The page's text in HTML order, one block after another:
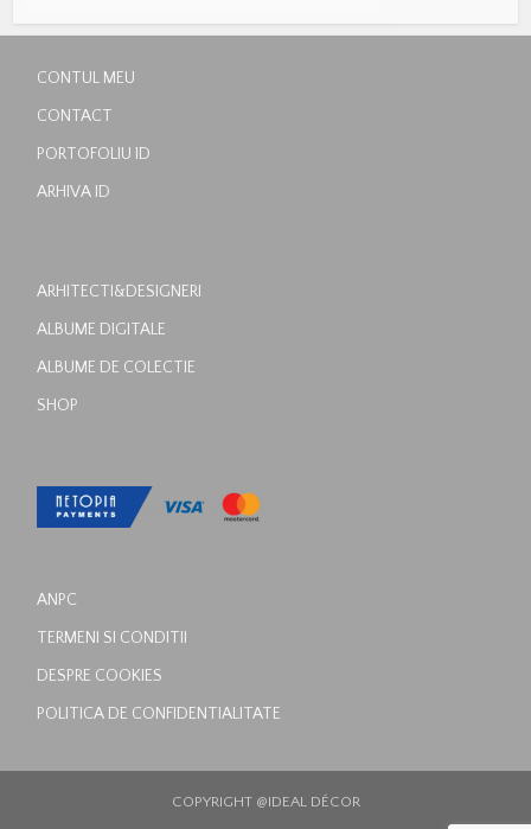
CONTUL MEU
CONTACT
PORTOFOLIU ID
ARHIVA ID
ARHITECTI&DESIGNERI
ALBUME DIGITALE
ALBUME DE COLECTIE
SHOP
ANPC
TERMENI SI CONDITII
DESPRE COOKIES
POLITICA DE CONFIDENTIALITATE
COPYRIGHT @IDEAL DÉCOR